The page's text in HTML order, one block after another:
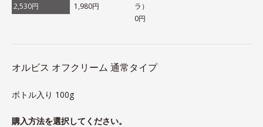
2,530円
1,980円
ラ）
0円
オルビス オフクリーム 通常タイプ
ボトル入り 100g
購入方法を選択してください。